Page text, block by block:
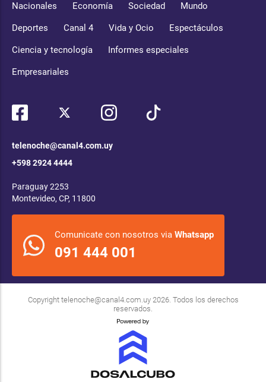
Nacionales Economía Sociedad Mundo
Deportes Canal 4 Vida y Ocio Espectáculos
Ciencia y tecnología Informes especiales
Empresariales
telenoche@canal4.com.uy
+598 2924 4444
Paraguay 2253
Montevideo, CP, 11800
Comunicate con nosotros via Whatsapp
091 444 001
Copyright telenoche@canal4.com.uy2026. Todos los derechos
reservados.